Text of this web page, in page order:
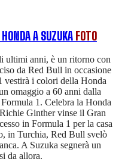
A SUZUKA FOTO
ultimi anni, è un ritorno con
da Red Bull in occasione
vestirà i colori della Honda
omaggio a 60 anni dalla
1. Celebra la Honda
Ginther vinse il Gran
in Formula 1 per la casa
in Turchia, Red Bull svelò
A Suzuka segnerà un
da allora.